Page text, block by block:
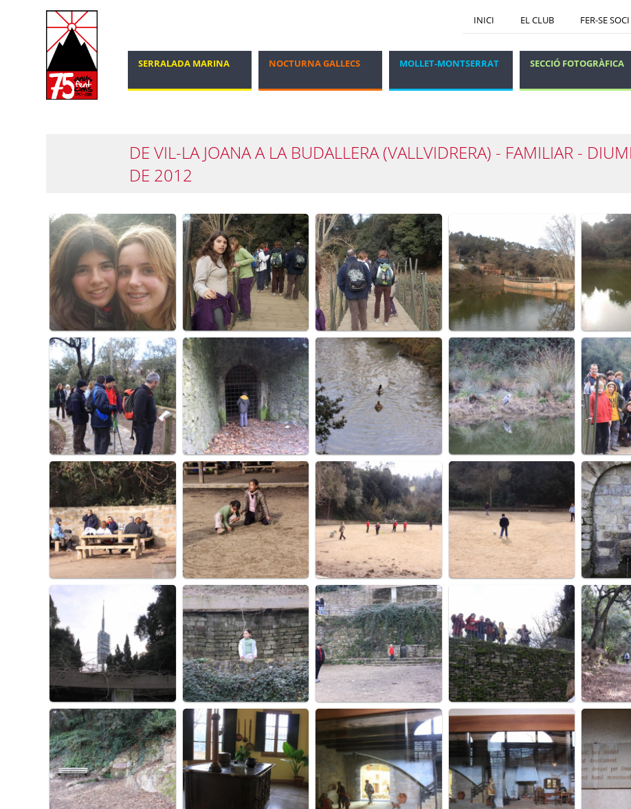
INICI EL CLUB FER-SE SOCI
SERRALADA MARINA NOCTURNA GALLECS MOLLET-MONTSERRAT SECCIÓ FOTOGRÀFICA
DE VIL-LA JOANA A LA BUDALLERA (VALLVIDRERA) - FAMILIAR -
DE 2012